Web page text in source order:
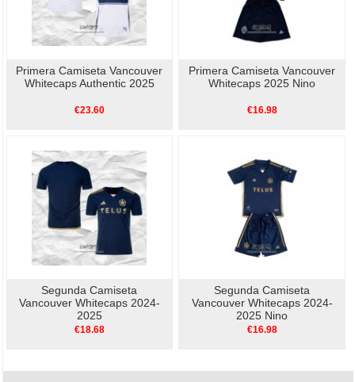
Primera Camiseta Vancouver
Whitecaps Authentic 2025
€23.60
Primera Camiseta Vancouver
Whitecaps 2025 Nino
€16.98
Segunda Camiseta
Vancouver Whitecaps 2024-
2025
€18.68
Segunda Camiseta
Vancouver Whitecaps 2024-
2025 Nino
€16.98